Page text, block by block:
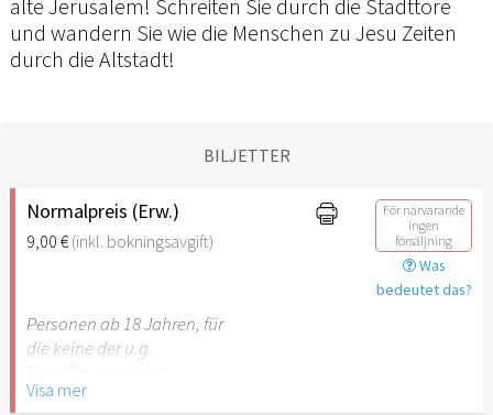
alte Jerusalem! Schreiten Sie durch die Stadttore
und wandern Sie wie die Menschen zu Jesu Zeiten
durch die Altstadt!
BILJETTER
Normalpreis (Erw.)
9,00 €(inkl. bokningsavgift)
För närvarande
ingen
försäljning
Was
bedeutet das?
Personen ab 18 Jahren, für
die keine der u.g.
Visa mer